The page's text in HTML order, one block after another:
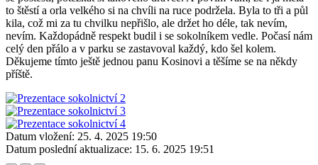
to štěstí a orla velkého si na chvíli na ruce podržela. Byla to tři a půl
kila, což mi za tu chvilku nepřišlo, ale držet ho déle, tak nevím,
nevím. Každopádně respekt budil i se sokolníkem vedle. Počasí nám
celý den přálo a v parku se zastavoval každý, kdo šel kolem.
Děkujeme tímto ještě jednou panu Kosinovi a těšíme se na někdy
příště.
Datum vložení: 25. 4. 2025 19:50
Datum poslední aktualizace: 15. 6. 2025 19:51